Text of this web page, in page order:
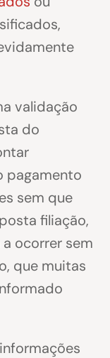
validação
do
pagamento
sem que
filiação,
ocorrer sem
que muitas